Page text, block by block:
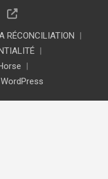
RÉCONCILIATION
WordPress